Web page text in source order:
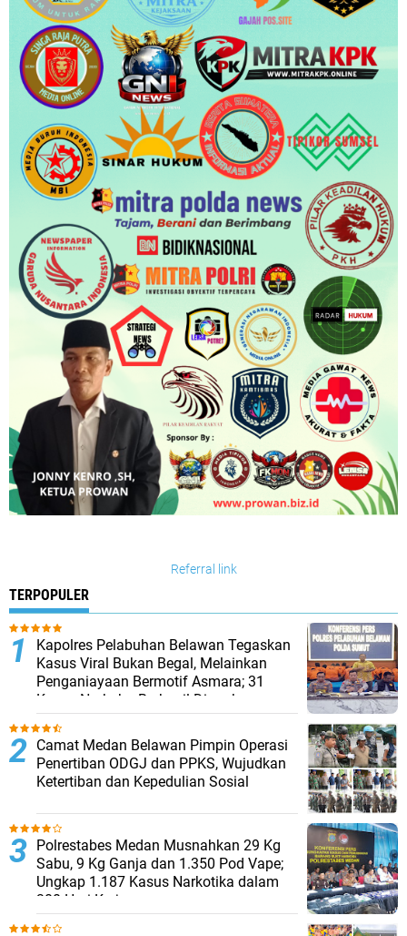
Referral link
TERPOPULER
Kapolres Pelabuhan Belawan Tegaskan
Kasus Viral Bukan Begal, Melainkan
Penganiayaan Bermotif Asmara; 31
Kasus Narkoba Berhasil Diungkap
Camat Medan Belawan Pimpin Operasi
Penertiban ODGJ dan PPKS, Wujudkan
Ketertiban dan Kepedulian Sosial
Polrestabes Medan Musnahkan 29 Kg
Sabu, 9 Kg Ganja dan 1.350 Pod Vape;
Ungkap 1.187 Kasus Narkotika dalam
300 Hari Kerja